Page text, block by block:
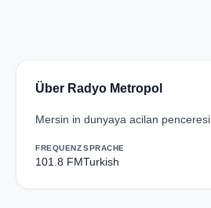
Über Radyo Metropol
Mersin in dunyaya acilan penceresi
FREQUENZ
101.8 FM
SPRACHE
Turkish